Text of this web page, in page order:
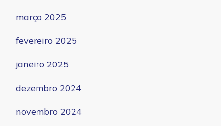
março 2025
fevereiro 2025
janeiro 2025
dezembro 2024
novembro 2024